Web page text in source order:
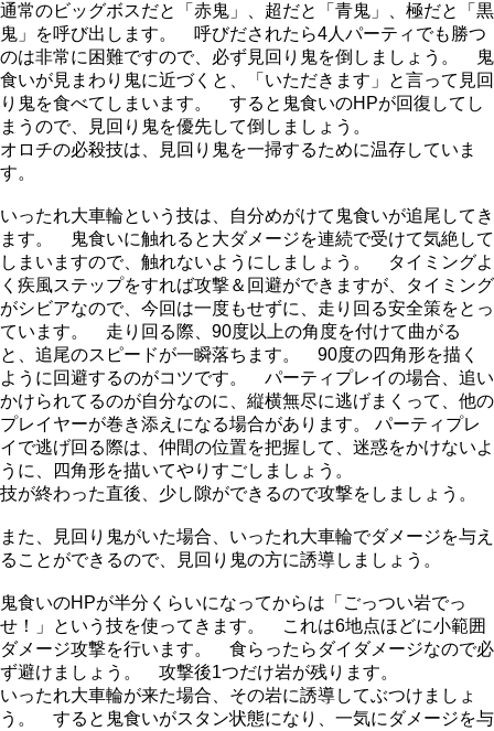
通常のビッグボスだと「赤鬼」、超だと「青鬼」、極だと「黒
鬼」を呼び出します。 呼びだされたら4人パーティでも勝つ
のは非常に困難ですので、必ず見回り鬼を倒しましょう。 鬼
食いが見まわり鬼に近づくと、「いただきます」と言って見回
り鬼を食べてしまいます。 すると鬼食いのHPが回復してし
まうので、見回り鬼を優先して倒しましょう。
オロチの必殺技は、見回り鬼を一掃するために温存していま
す。
いったれ大車輪という技は、自分めがけて鬼食いが追尾してき
ます。 鬼食いに触れると大ダメージを連続で受けて気絶して
しまいますので、触れないようにしましょう。 タイミングよ
く疾風ステップをすれば攻撃＆回避ができますが、タイミング
がシビアなので、今回は一度もせずに、走り回る安全策をとっ
ています。 走り回る際、90度以上の角度を付けて曲がる
と、追尾のスピードが一瞬落ちます。 90度の四角形を描く
ように回避するのがコツです。 パーティプレイの場合、追い
かけられてるのが自分なのに、縦横無尽に逃げまくって、他の
プレイヤーが巻き添えになる場合があります。 パーティプレ
イで逃げ回る際は、仲間の位置を把握して、迷惑をかけないよ
うに、四角形を描いてやりすごしましょう。
技が終わった直後、少し隙ができるので攻撃をしましょう。
また、見回り鬼がいた場合、いったれ大車輪でダメージを与え
ることができるので、見回り鬼の方に誘導しましょう。
鬼食いのHPが半分くらいになってからは「ごっつい岩でっ
せ！」という技を使ってきます。 これは6地点ほどに小範囲
ダメージ攻撃を行います。 食らったらダイダメージなので必
ず避けましょう。 攻撃後1つだけ岩が残ります。
いったれ大車輪が来た場合、その岩に誘導してぶつけましょ
う。 すると鬼食いがスタン状態になり、一気にダメージを与